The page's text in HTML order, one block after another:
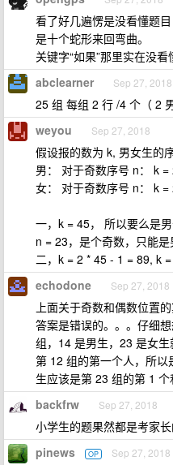
看了好几遍愣是没看懂题
是十个蛇形来回弯曲。
关键字“如果”那里实在没看
abclearner Sep 27, 2018
25 组 每组 2 行 /4 个（ 2
weyou Sep 27, 2018
假设报的数为 k, 男女生的
男： 对于奇数序号 n： k
女： 对于奇数序号 n： k
一，k = 45， 所以要么是
n = 23，是个奇数，只能是
二，k = 2 * 45 - 1 = 89, k
echodone Sep 27, 2018
上面关于奇数和偶数位置
答案是错误的。。。仔细
组，14 是男生，23 是女
第 12 组的第一个人，所
生应该是第 23 组的第 1 个
backfrw Sep 27, 2018
小学生的题果然都是考家
pinews OP Sep 27, 2018